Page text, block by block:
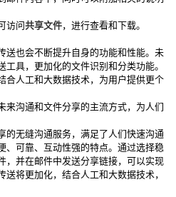
访问共享文件，进行查看和下载。
送也会不断提升自身的功能和性能。未
具，更加化的文件识别和分类功能。
合人工和大数据技术，为用户提供更个
来沟通和文件分享的主流方式，为人们
的无缝沟通服务，满足了人们快速沟通
、可靠、互动性强的特点。通过选择稳
，并在邮件中发送分享链接，可以实现
将更加化，结合人工和大数据技术，